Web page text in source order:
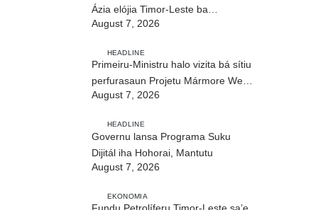
Ázia elójia Timor-Leste ba
realizasaun DIM 2026
August 7, 2026
HEADLINE
Primeiru-Ministru halo vizita bá sítiu
perfurasaun Projetu Mármore We-
uah iha Ilimanu
August 7, 2026
HEADLINE
Governu lansa Programa Suku
Dijitál iha Hohorai, Mantutu
August 7, 2026
EKONOMIA
Fundu Petrolíferu Timor-Leste sa’e